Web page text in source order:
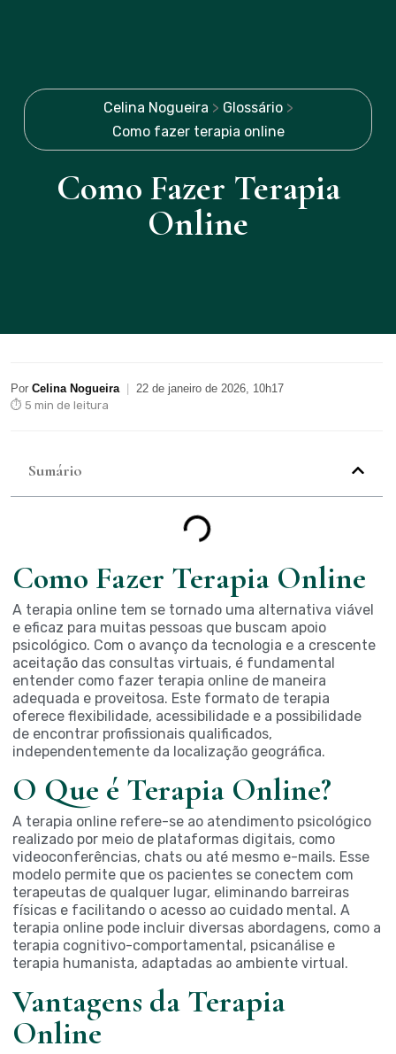
Celina Nogueira > Glossário>
Como fazer terapia online
Como Fazer Terapia
Online
Por Celina Nogueira
22 de janeiro de 2026, 10h17
⏱ 5 min de leitura
Sumário
Como Fazer Terapia Online
A terapia online tem se tornado uma alternativa viável
e eficaz para muitas pessoas que buscam apoio
psicológico. Com o avanço da tecnologia e a crescente
aceitação das consultas virtuais, é fundamental
entender como fazer terapia online de maneira
adequada e proveitosa. Este formato de terapia
oferece flexibilidade, acessibilidade e a possibilidade
de encontrar profissionais qualificados,
independentemente da localização geográfica.
O Que é Terapia Online?
A terapia online refere-se ao atendimento psicológico
realizado por meio de plataformas digitais, como
videoconferências, chats ou até mesmo e-mails. Esse
modelo permite que os pacientes se conectem com
terapeutas de qualquer lugar, eliminando barreiras
físicas e facilitando o acesso ao cuidado mental. A
terapia online pode incluir diversas abordagens, como a
terapia cognitivo-comportamental, psicanálise e
terapia humanista, adaptadas ao ambiente virtual.
Vantagens da Terapia
Online